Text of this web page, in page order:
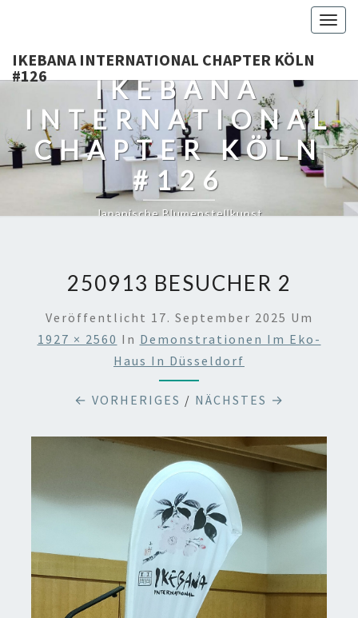
IKEBANA INTERNATIONAL CHAPTER KÖLN
#126
IKEBANA
INTERNATIONAL
CHAPTER KÖLN
#126
Japanische Blumenstellkunst
250913 BESUCHER 2
Veröffentlicht 17. September 2025 Um
1927 × 2560 In Demonstrationen Im Eko-
Haus In Düsseldorf
← VORHERIGES / NÄCHSTES →